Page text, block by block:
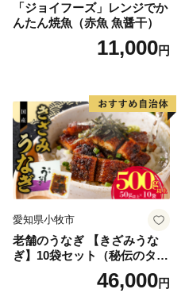
「ジョイフーズ」レンジでか
んたん焼魚（赤魚 魚醤干）
11,000円
愛知県小牧市
老舗のうなぎ 【きざみうな
ぎ】10袋セット（秘伝のタレ
46,000円